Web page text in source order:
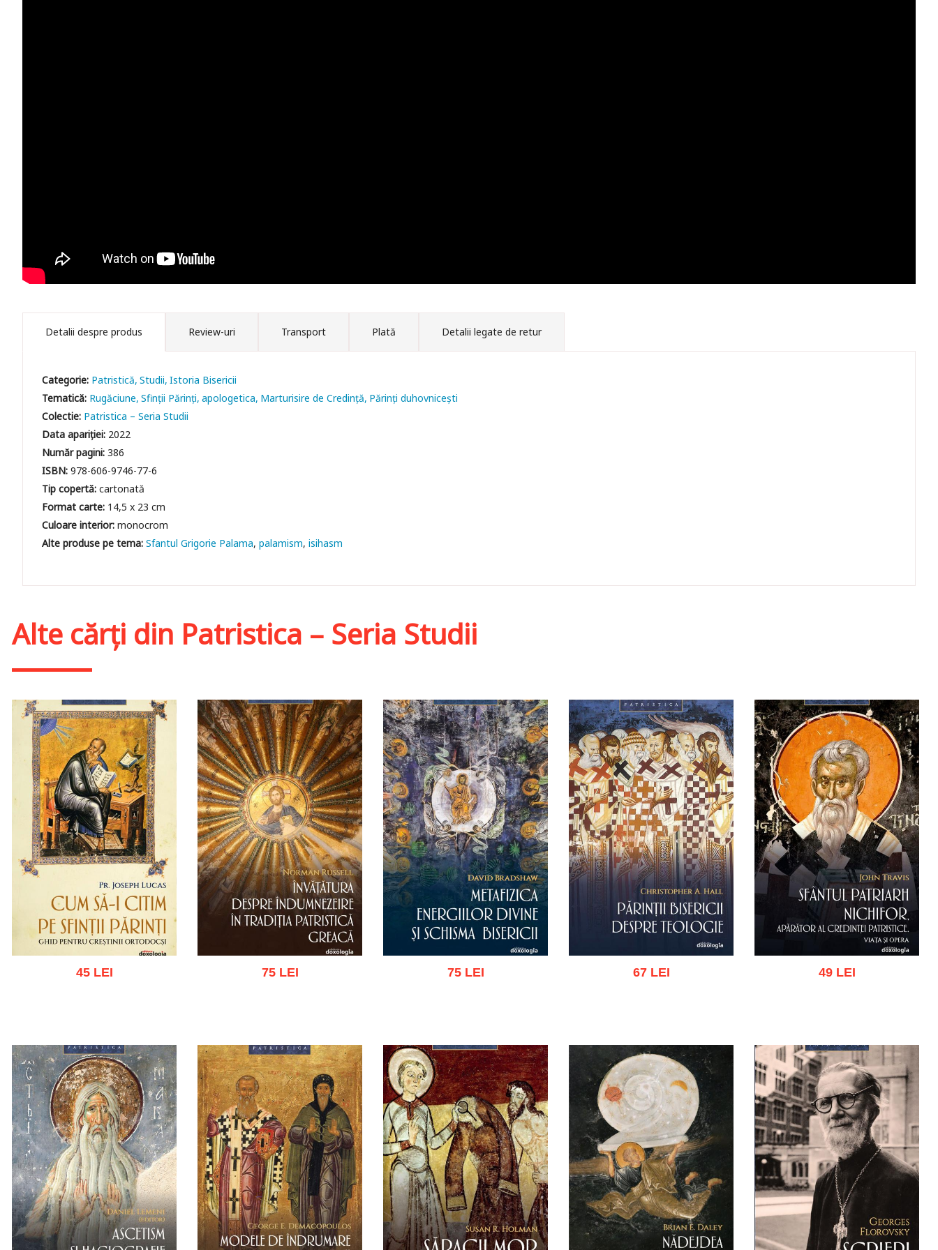
Detalii despre produs Review-uri Transport Plată Detalii legate de retur
Categorie: Patristică Studii Istoria Bisericii
Tematică: Rugăciune Sfinții Părinți apologetica Marturisire de Credință Părinți duhovnicești
Colectie: Patristica – Seria Studii
Data apariției: 2022
Număr pagini:386
ISBN:978-606-9746-77-6
Tip copertă:cartonată
Format carte: 14,5 x 23 cm
Culoare interior:monocrom
Sfantul Grigorie Palama palamism isihasm
Alte cărți din Patristica – Seria Studii
Adaugă în coș Wishlist
45 LEI
Adaugă în coș Wishlist
75 LEI
Adaugă în coș Wishlist
75 LEI
Adaugă în coș Wishlist
67 LEI
Adaugă în coș Wishlist
49 LEI